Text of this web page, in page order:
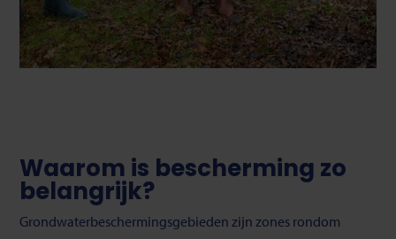
Waarom is bescherming zo
belangrijk?
Grondwaterbeschermingsgebieden zijn zones rondom